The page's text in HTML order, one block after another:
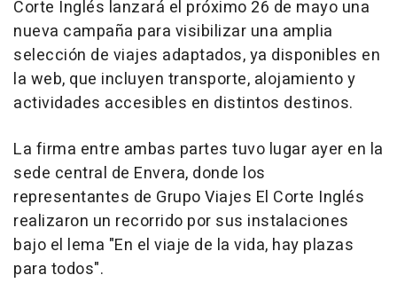
Corte Inglés lanzará el próximo 26 de mayo una
nueva campaña para visibilizar una amplia
selección de viajes adaptados, ya disponibles en
la web, que incluyen transporte, alojamiento y
actividades accesibles en distintos destinos.
La firma entre ambas partes tuvo lugar ayer en la
sede central de Envera, donde los
representantes de Grupo Viajes El Corte Inglés
realizaron un recorrido por sus instalaciones
bajo el lema "En el viaje de la vida, hay plazas
para todos".